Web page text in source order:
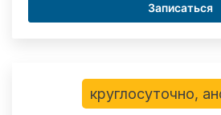
Записаться
круглосуточно,